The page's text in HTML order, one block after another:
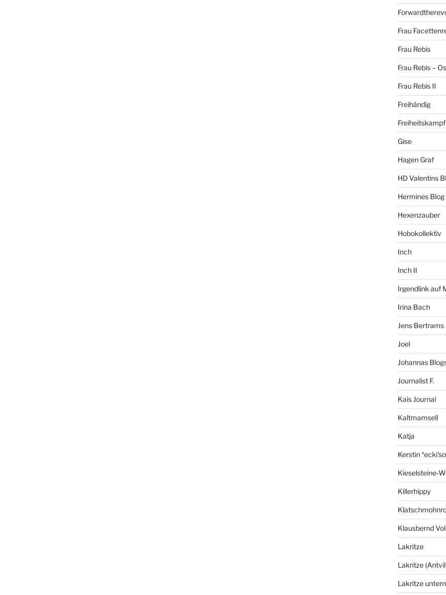
Frau
Frau Rebis
Frau Rebis –
Frau Rebis II
Freihändig
Freiheitskampf
Gise
Hagen Graf
HD Valentins
Hermines Blog
Hexenzauber
Hobokollektiv
Inch
Inch II
Irgendlink auf
Irina Bach
Jens Bertrams
Joel
Johannas
Journalist F.
Kais Journal
Kaltmamsell
Katja
Kerstin
Kieselsteine-
Killerhippy
Klausbernd
Lakritze
Lakritze
Lakritze